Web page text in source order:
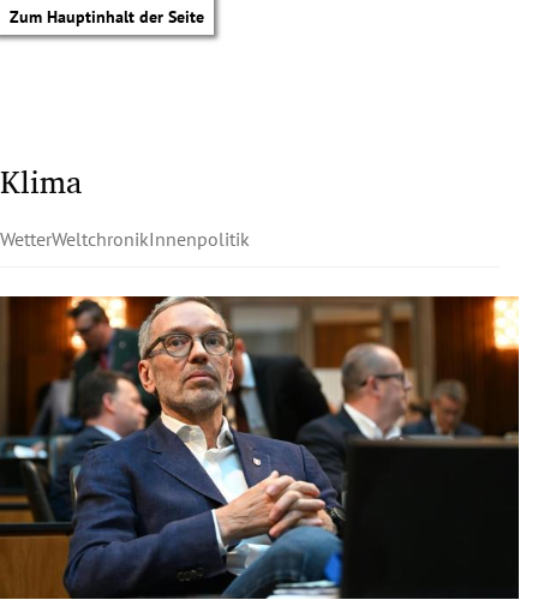
Zum Hauptinhalt der Seite
Untermenü
Untermenü
Klima
WetterWeltchronikInnenpolitik